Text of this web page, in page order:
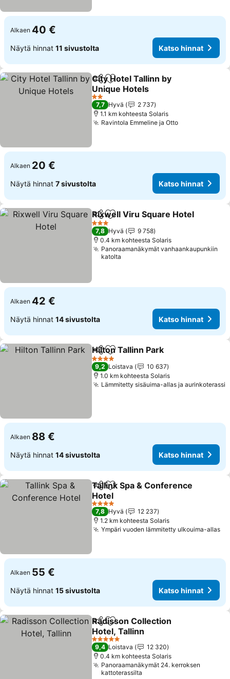
Alkaen 40 €
Näytä hinnat 11 sivustolta Katso hinnat
Jaa Lisää suosikkeihin
City Hotel Tallinn by
Unique Hotels
Katso hinnat
2 Tähtiluokitus
7,7 Hyvä
2 737
1.1 km kohteesta Solaris
Ravintola Emmeline ja OttoKatso hinnat
Alkaen 20 €
Näytä hinnat 7 sivustolta Katso hinnat
Jaa Lisää suosikkeihin
Rixwell Viru Square Hotel
3 Tähtiluokitus
7,8 Hyvä
9 758
0.4 km kohteesta Solaris
Panoraamanäkymät vanhaankaupunkiin
katolta
Alkaen 42 €
Näytä hinnat 14 sivustolta Katso hinnat
Jaa Lisää suosikkeihin
Hilton Tallinn Park
4 Tähtiluokitus
9,2 Loistava
10 637
1.0 km kohteesta Solaris
Lämmitetty sisäuima-allas ja aurinkoterassi
Alkaen 88 €
Näytä hinnat 14 sivustolta Katso hinnat
Jaa Lisää suosikkeihin
Tallink Spa & Conference
Hotel
Katso hinnat
4 Tähtiluokitus
7,8 Hyvä
12 237
1.2 km kohteesta Solaris
Ympäri vuoden lämmitetty ulkouima-allas
Alkaen 55 €
Näytä hinnat 15 sivustolta Katso hinnat
Jaa Lisää suosikkeihin
Radisson Collection
Hotel, Tallinn
Katso hinnat
5 Tähtiluokitus
9,4 Loistava
12 320
0.4 km kohteesta Solaris
Panoraamanäkymät 24. kerroksen
kattoterassilta